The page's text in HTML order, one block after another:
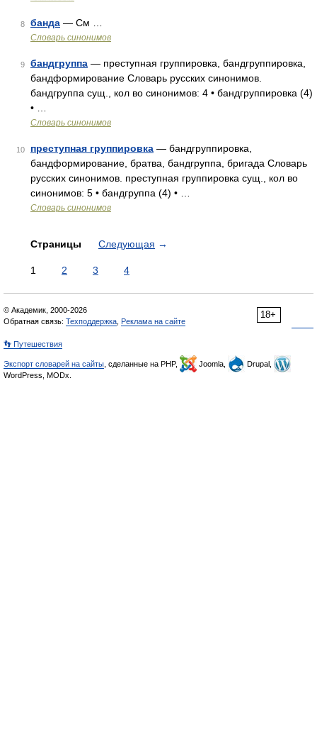
8 банда — См …
Словарь синонимов
9 бандгруппа — преступная группировка, бандгруппировка,
бандформирование Словарь русских синонимов.
бандгруппа сущ., кол во синонимов: 4 • бандгруппировка (4)
• …
Словарь синонимов
10 преступная группировка — бандгруппировка,
бандформирование, братва, бандгруппа, бригада Словарь
русских синонимов. преступная группировка сущ., кол во
синонимов: 5 • бандгруппа (4) • …
Словарь синонимов
Страницы Следующая →
1 2 3 4
18+
© Академик, 2000-2026
Обратная связь: Техподдержка Реклама на сайте
👣 Путешествия
Экспорт словарей на сайты , сделанные на PHP, Joomla,
Drupal,
WordPress, MODx.